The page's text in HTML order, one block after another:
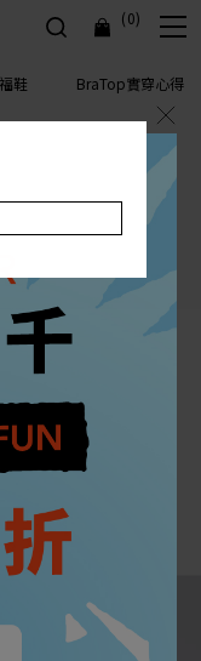
(0)
鞋 BraTop實穿心得